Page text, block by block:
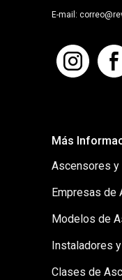
E-mail:
Más
Ascensores y
Empresas de
Modelos de
Instaladores
Clases de